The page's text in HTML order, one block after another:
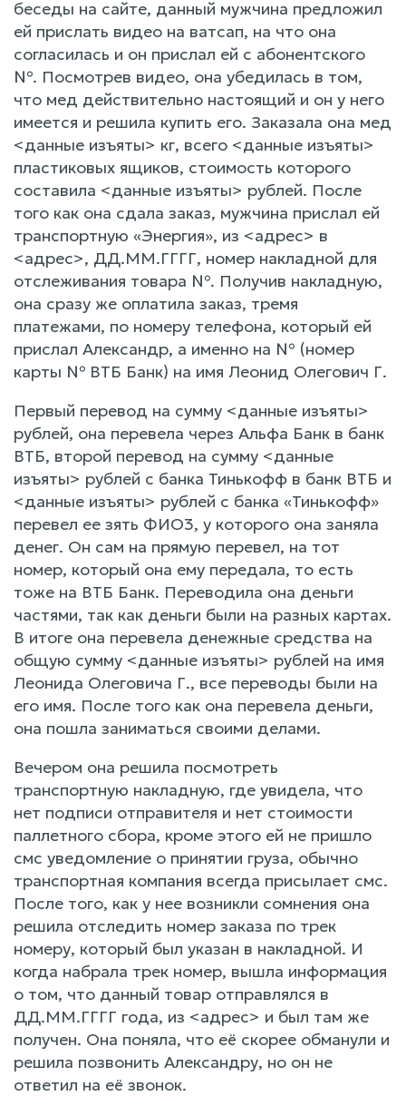
беседы на сайте, данный мужчина предложил
ей прислать видео на ватсап, на что она
согласилась и он прислал ей с абонентского
№. Посмотрев видео, она убедилась в том,
что мед действительно настоящий и он у него
имеется и решила купить его. Заказала она мед
<данные изъяты> кг, всего <данные изъяты>
пластиковых ящиков, стоимость которого
составила <данные изъяты> рублей. После
того как она сдала заказ, мужчина прислал ей
транспортную «Энергия», из <адрес> в
<адрес>, ДД.ММ.ГГГГ, номер накладной для
отслеживания товара №. Получив накладную,
она сразу же оплатила заказ, тремя
платежами, по номеру телефона, который ей
прислал Александр, а именно на № (номер
карты № ВТБ Банк) на имя Леонид Олегович Г.
Первый перевод на сумму <данные изъяты>
рублей, она перевела через Альфа Банк в банк
ВТБ, второй перевод на сумму <данные
изъяты> рублей с банка Тинькофф в банк ВТБ и
<данные изъяты> рублей с банка «Тинькофф»
перевел ее зять ФИО3, у которого она заняла
денег. Он сам на прямую перевел, на тот
номер, который она ему передала, то есть
тоже на ВТБ Банк. Переводила она деньги
частями, так как деньги были на разных картах.
В итоге она перевела денежные средства на
общую сумму <данные изъяты> рублей на имя
Леонида Олеговича Г., все переводы были на
его имя. После того как она перевела деньги,
она пошла заниматься своими делами.
Вечером она решила посмотреть
транспортную накладную, где увидела, что
нет подписи отправителя и нет стоимости
паллетного сбора, кроме этого ей не пришло
смс уведомление о принятии груза, обычно
транспортная компания всегда присылает смс.
После того, как у нее возникли сомнения она
решила отследить номер заказа по трек
номеру, который был указан в накладной. И
когда набрала трек номер, вышла информация
о том, что данный товар отправлялся в
ДД.ММ.ГГГГ года, из <адрес> и был там же
получен. Она поняла, что её скорее обманули и
решила позвонить Александру, но он не
ответил на её звонок.